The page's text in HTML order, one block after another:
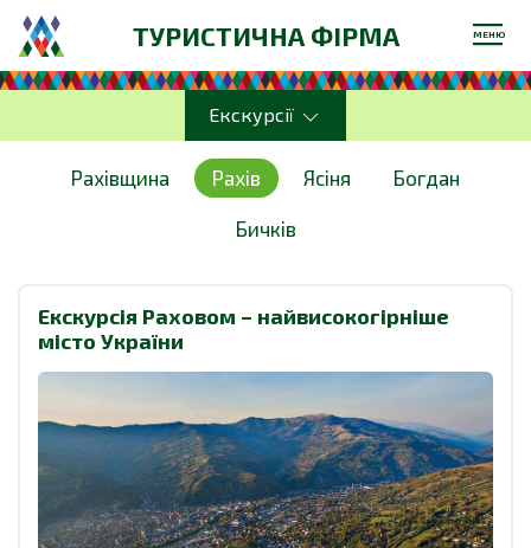
ТУРИСТИЧНА ФІРМА МЕНЮ
Екскурсії
Рахівщина Рахів Ясіня Богдан
Бичків
Екскурсія Раховом – найвисокогірніше
місто України